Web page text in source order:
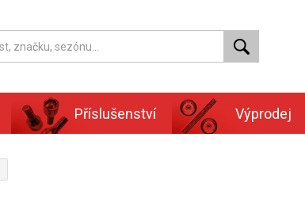
Příslušenství Výprodej